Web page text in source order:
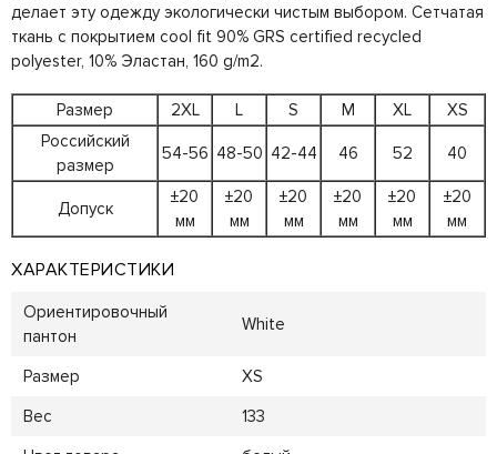
делает эту одежду экологически чистым выбором. Сетчатая
ткань с покрытием cool fit 90% GRS certified recycled
polyester, 10% Эластан, 160 g/m2.
Размер 2XL L S M XL
XS
Российский
размер
54-56 48-50 42-44 46 52 40
Допуск
±20
мм
±20
мм
±20
мм
±20
мм
±20
мм
±20
мм
ХАРАКТЕРИСТИКИ
Ориентировочный
пантон
White
Размер
XS
Вес
133